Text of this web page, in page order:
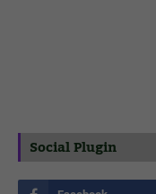
Social Plugin